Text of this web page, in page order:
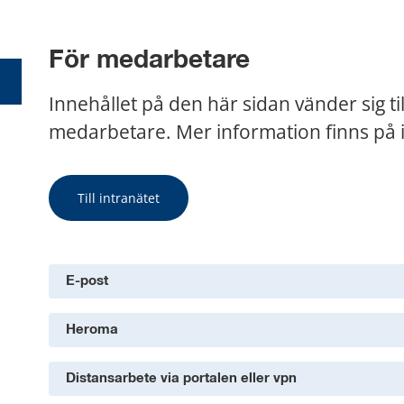
För medarbetare
Innehållet på den här sidan vänder sig
medarbetare. Mer information finns på
Till intranätet
E-post
Heroma
Distansarbete via portalen eller vpn